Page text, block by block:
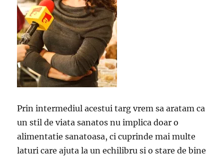
Prin intermediul acestui targ vrem sa aratam ca
un stil de viata sanatos nu implica doar o
alimentatie sanatoasa, ci cuprinde mai multe
laturi care ajuta la un echilibru si o stare de bine